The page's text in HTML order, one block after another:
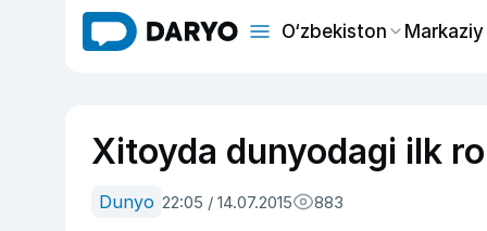
O‘zbekiston
Xitoyda dunyodagi ilk
Dunyo 22:05 / 14.07.2015 883